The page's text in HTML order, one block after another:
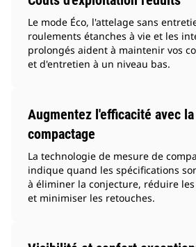
Le mode Éco, l'attelage sans
roulements étanches à vie et les
prolongés aident à maintenir vos
et d'entretien à un niveau bas.
Augmentez l'efficacité avec
compactage
La technologie de mesure de
indique quand les spécifications
à éliminer la conjecture, réduire
et minimiser les retouches.